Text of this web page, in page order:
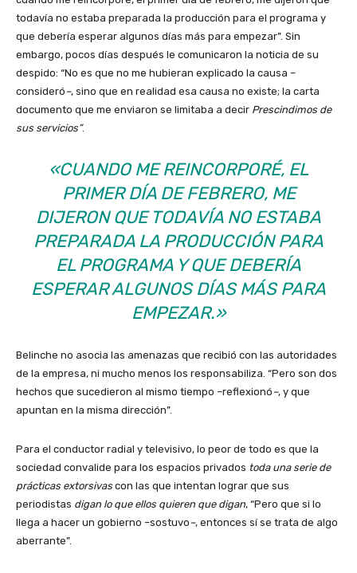
todavía no estaba preparada la producción para el programa y
que debería esperar algunos días más para empezar”. Sin
embargo, pocos días después le comunicaron la noticia de su
despido: “No es que no me hubieran explicado la causa –
consideró –, sino que en realidad esa causa no existe; la carta
documento que me enviaron se limitaba a decir Prescindimos de
sus servicios”.
«CUANDO ME REINCORPORÉ, EL
PRIMER DÍA DE FEBRERO, ME
DIJERON QUE TODAVÍA NO ESTABA
PREPARADA LA PRODUCCIÓN PARA
EL PROGRAMA Y QUE DEBERÍA
ESPERAR ALGUNOS DÍAS MÁS PARA
EMPEZAR.»
Belinche no asocia las amenazas que recibió con las autoridades
de la empresa, ni mucho menos los responsabiliza. “Pero son dos
hechos que sucedieron al mismo tiempo –reflexionó –, y que
apuntan en la misma dirección”.
Para el conductor radial y televisivo, lo peor de todo es que la
sociedad convalide para los espacios privados toda una serie de
prácticas extorsivas con las que intentan lograr que sus
periodistas digan lo que ellos quieren que digan, “Pero que si lo
llega a hacer un gobierno –sostuvo –, entonces sí se trata de algo
aberrante”.